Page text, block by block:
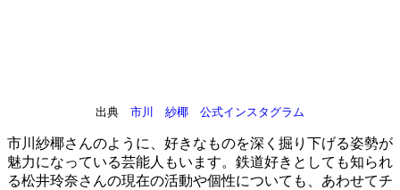
出典 市川 紗椰 公式インスタグラム
市川紗椰さんのように、好きなものを深く掘り下げる姿勢が
魅力になっている芸能人もいます。鉄道好きとしても知られ
る松井玲奈さんの現在の活動や個性についても、あわせてチ